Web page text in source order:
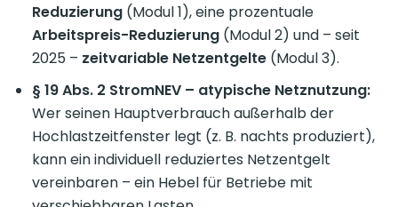
Reduzierung (Modul 1), eine prozentuale
Arbeitspreis-Reduzierung (Modul 2) und – seit
2025 – zeitvariable Netzentgelte (Modul 3).
§ 19 Abs. 2 StromNEV – atypische Netznutzung:
Wer seinen Hauptverbrauch außerhalb der
Hochlastzeitfenster legt (z. B. nachts produziert),
kann ein individuell reduziertes Netzentgelt
vereinbaren – ein Hebel für Betriebe mit